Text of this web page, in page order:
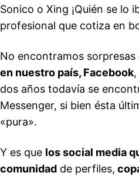
Sonico o Xing ¡Quién se lo
profesional que cotiza en
No encontramos sorpresas
en nuestro país, Facebook,
dos años todavía se
Messenger, si bien ésta
«pura».
Y es que los social media
comunidad de perfiles,